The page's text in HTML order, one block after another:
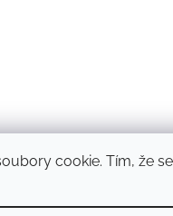
cookie. Tím, že